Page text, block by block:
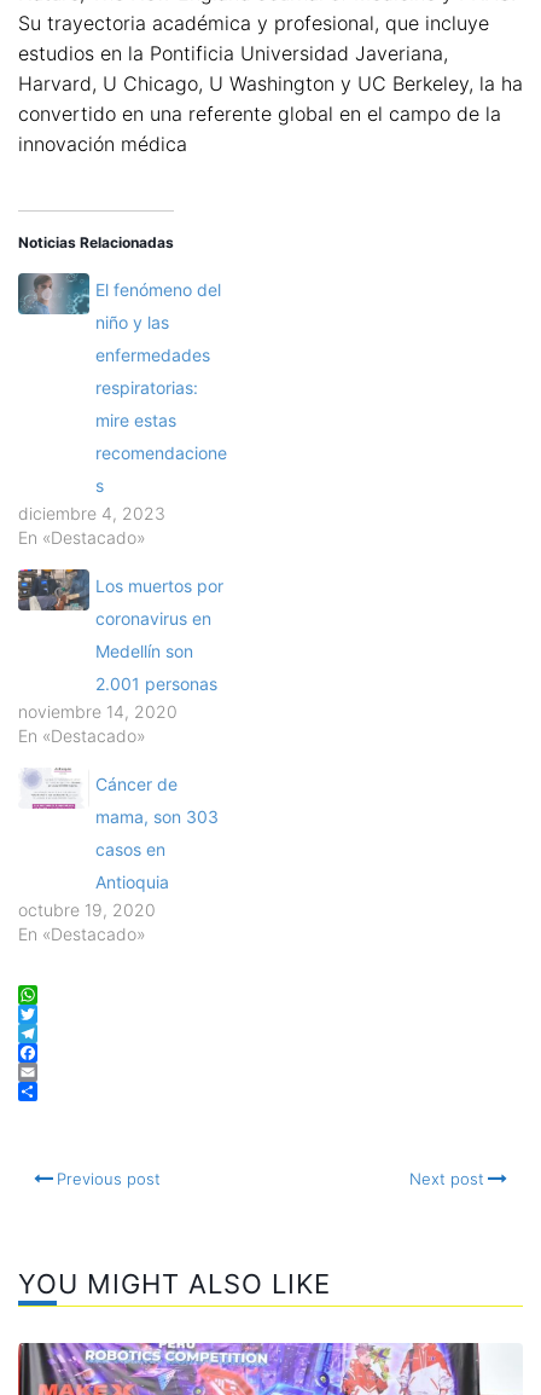
Su trayectoria académica y profesional, que incluye
estudios en la Pontificia Universidad Javeriana,
Harvard, U Chicago, U Washington y UC Berkeley, la ha
convertido en una referente global en el campo de la
innovación médica
Noticias Relacionadas
El fenómeno del
niño y las
enfermedades
respiratorias:
mire estas
recomendacione
s
diciembre 4, 2023
En «Destacado»
Los muertos por
coronavirus en
Medellín son
2.001 personas
noviembre 14, 2020
En «Destacado»
Cáncer de
mama, son 303
casos en
Antioquia
octubre 19, 2020
En «Destacado»
WhatsApp
Twitter
Telegram
Facebook
Email
Previous post Next post
YOU MIGHT ALSO LIKE